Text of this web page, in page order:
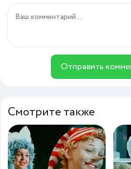
Отправить
Смотрите также